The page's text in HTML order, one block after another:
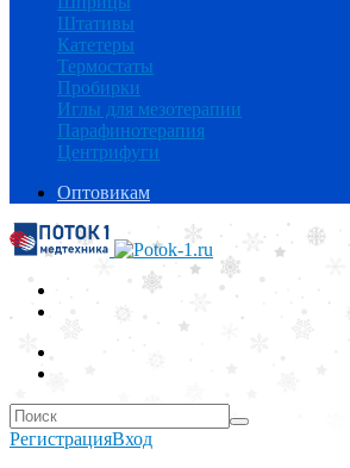
Штативы
Катетеры
Термостаты
Пробирки
Иглы для мезотерапии
Парафинотерапия
Центрифуги
Оптовикам
РегистрацияВход